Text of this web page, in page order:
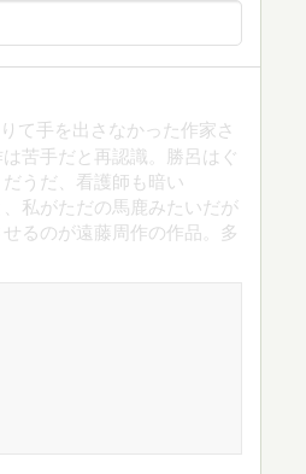
て手を出さなかった作家さ
苦手だと再認識。勝呂はぐ
うだ、看護師も暗い
私がただの馬鹿みたいだが
るのが遠藤周作の作品。多